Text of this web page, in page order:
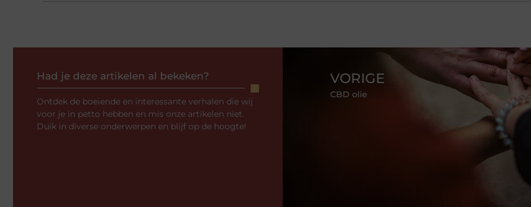
Had je deze artikelen al bekeken?
Ontdek de boeiende en interessante verhalen die wij
voor je in petto hebben en mis onze artikelen niet.
Duik in diverse onderwerpen en blijf op de hoogte!
VORIGE
CBD olie